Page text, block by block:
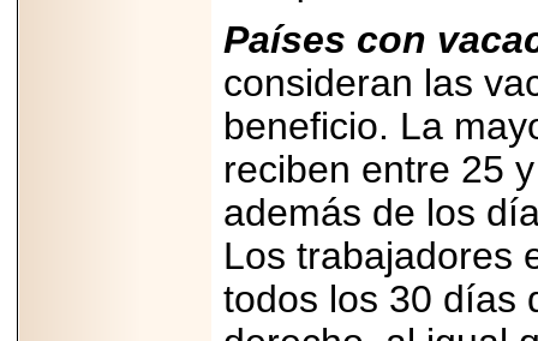
Países con
consideran las
beneficio. La
reciben entre 25
además de los
Los trabajadores
todos los 30 días